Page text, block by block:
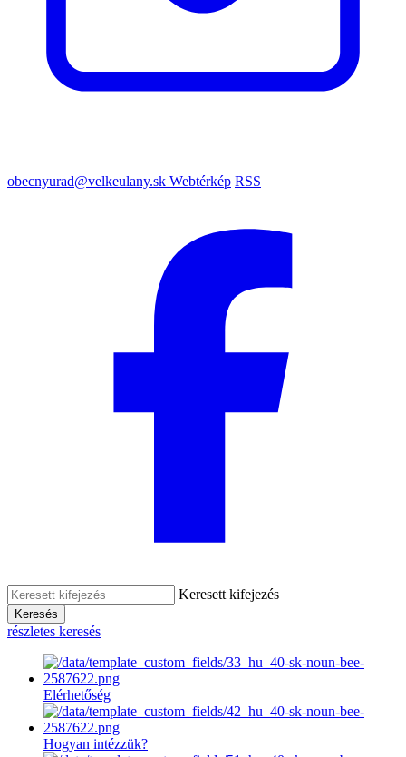
obecnyurad@velkeulany.sk Webtérkép RSS
Keresett kifejezés
Keresés
részletes keresés
Elérhetőség
Hogyan intézzük?